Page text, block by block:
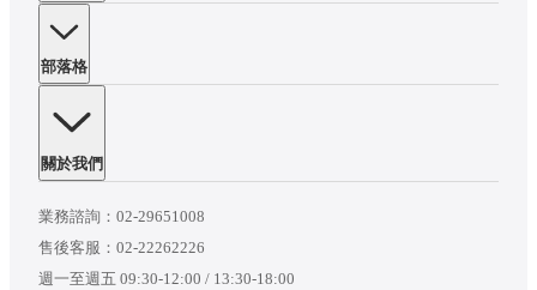
部落格
關於我們
業務諮詢： 02-29651008
售後客服： 02-22262226
週一至週五 09:30-12:00 / 13:30-18:00